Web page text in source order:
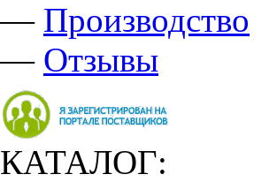
— Производство
— Отзывы
КАТАЛОГ: